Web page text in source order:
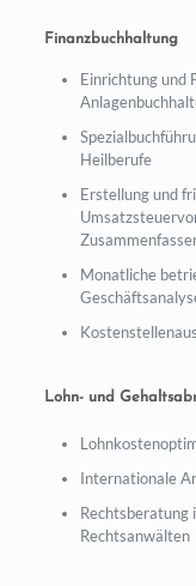
Finanzbuchhaltung
Einrichtung und
Heilberufe
Erstellung und
Monatliche
Lohn- und
Internationale
Rechtsberatung
Rechtsanwälten